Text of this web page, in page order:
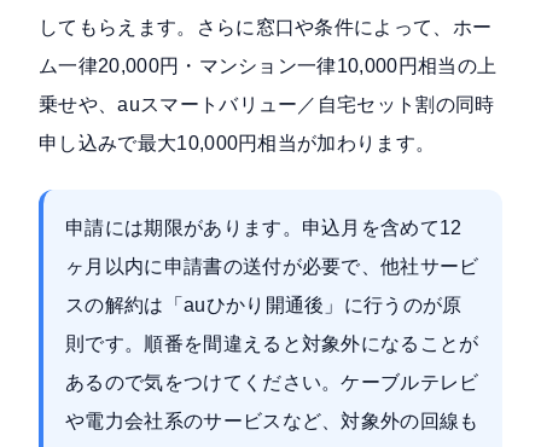
してもらえます。さらに窓口や条件によって、ホー
ム一律20,000円・マンション一律10,000円相当の上
乗せや、auスマートバリュー／自宅セット割の同時
申し込みで最大10,000円相当が加わります。
申請には期限があります。申込月を含めて12
ヶ月以内に申請書の送付が必要で、他社サービ
スの解約は「auひかり開通後」に行うのが原
則です。順番を間違えると対象外になることが
あるので気をつけてください。ケーブルテレビ
や電力会社系のサービスなど、対象外の回線も